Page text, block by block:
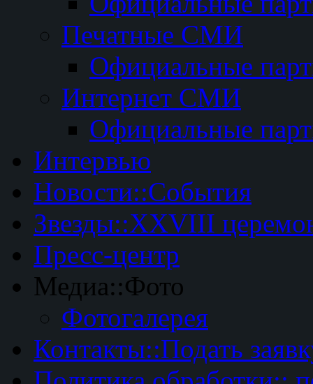
Печатные СМИ
Официальные
Интернет СМИ
Официальные
Интервью
Новости::События
Звезды::XXVIII
Пресс-центр
Медиа::Фото
Фотогалерея
Контакты::Подать